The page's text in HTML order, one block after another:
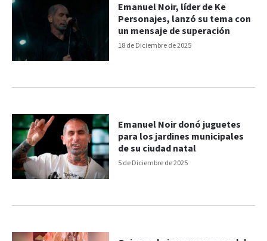
18 de Diciembre de 2025
Emanuel Noir, líder de Ke
Personajes, lanzó su tema con
un mensaje de superación
5 de Diciembre de 2025
Emanuel Noir donó juguetes
para los jardines municipales
de su ciudad natal